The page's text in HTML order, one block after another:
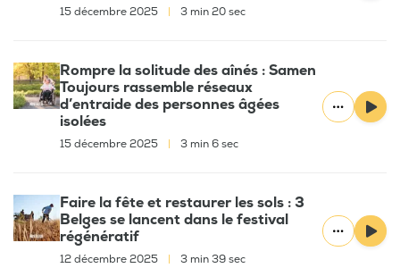
15 décembre 2025 3 min 20 sec
Rompre la solitude des aînés : Samen
Toujours rassemble réseaux
d’entraide des personnes âgées
isolées
15 décembre 2025 3 min 6 sec
Faire la fête et restaurer les sols : 3
Belges se lancent dans le festival
régénératif
12 décembre 2025 3 min 39 sec